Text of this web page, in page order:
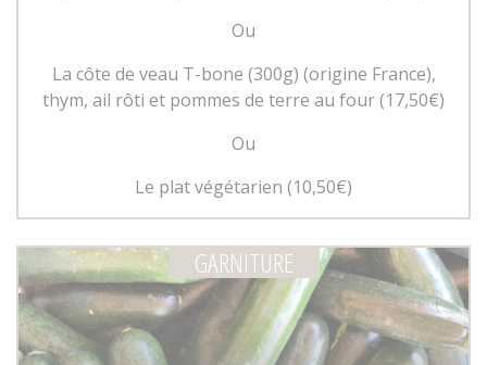
Ou
La côte de veau T-bone (300g) (origine France),
thym, ail rôti et pommes de terre au four (17,50€)
Ou
Le plat végétarien (10,50€)
GARNITURE